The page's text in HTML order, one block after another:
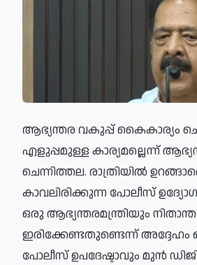
ആഭ്യന്തര വകുപ്പ് കൈകാര്യം
എളുപ്പമുള്ള കാര്യമല്ലെന്ന്
ചെന്നിത്തല. രാത്രിയില്‍
കാവലിരിക്കുന്ന പോലീസ്
ഒരു ആഭ്യന്തരമന്ത്രിയും
ഇരിക്കേണ്ടതുണ്ടെന്ന് അദ്ദേഹം
പോലീസ് ഉപദേഷ്ടാവും മുന്‍